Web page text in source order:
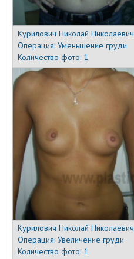
Курилович Николай Николаевич
Операция:Уменьшение груди
Количество фото: 1
Курилович Николай Николаевич
Операция:Увеличение груди
Количество фото: 1